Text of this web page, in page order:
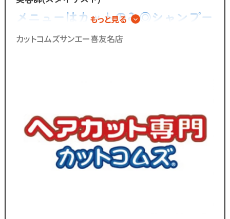
・清掃 など
カットスキルに自信がない」
応援します！！
ブランクのある
「家庭も大切にしながら
効率よく働きたい」
そんな想いを抱えるあなたを
30代～50代の方に
多く選ばれています！
メニューはカットのみ◎シャンプー
やカラー、パーマの施術は一切無い
もっと見る
カットコムズサンエー喜友名店